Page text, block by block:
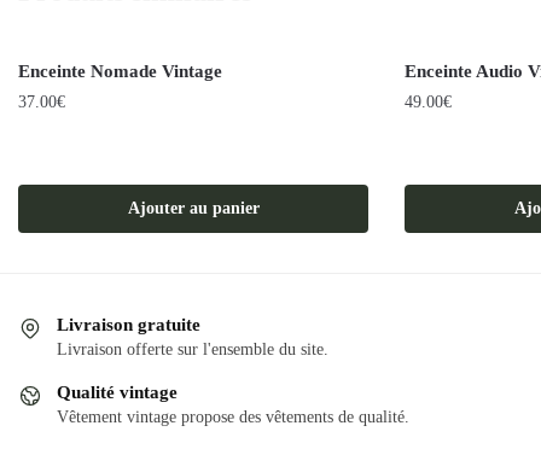
Enceinte Nomade Vintage
37.00€
Ajouter au panier
Enceinte Audio
49.00€
Livraison gratuite
Livraison offerte sur l'ensemble du site.
Qualité vintage
Vêtement vintage propose des vêtements de qualité.